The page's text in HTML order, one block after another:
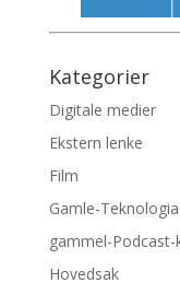
Kategorier
Digitale medier
Ekstern lenke
Film
Gamle-
gammel-
Hovedsak